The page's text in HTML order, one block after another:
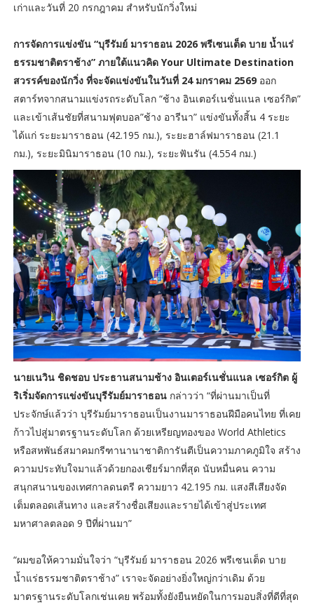
เก่าและวันที่ 20 กรกฎาคม สำหรับนักวิ่งใหม่
การจัดการแข่งขัน “บุรีรัมย์ มาราธอน 2026 พรีเซนเต็ด บาย น้ำแร่
ธรรมชาติตราช้าง” ภายใต้แนวคิด Your Ultimate Destination
สวรรค์ของนักวิ่ง ที่จะจัดแข่งขันในวันที่ 24 มกราคม 2569 ออก
สตาร์ทจากสนามแข่งรถระดับโลก “ช้าง อินเตอร์เนชั่นแนล เซอร์กิต”
และเข้าเส้นชัยที่สนามฟุตบอล”ช้าง อารีนา” แข่งขันทั้งสิ้น 4 ระยะ
ได้แก่ ระยะมาราธอน (42.195 กม.), ระยะฮาล์ฟมาราธอน (21.1
กม.), ระยะมินิมาราธอน (10 กม.), ระยะฟันรัน (4.554 กม.)
นายเนวิน ชิดชอบ ประธานสนามช้าง อินเตอร์เนชั่นแนล เซอร์กิต ผู้
ริเริ่มจัดการแข่งขันบุรีรัมย์มาราธอน กล่าวว่า “ที่ผ่านมาเป็นที่
ประจักษ์แล้วว่า บุรีรัมย์มาราธอนเป็นงานมาราธอนฝีมือคนไทย ที่เคย
ก้าวไปสู่มาตรฐานระดับโลก ด้วยเหรียญทองของ World Athletics
หรือสหพันธ์สมาคมกรีฑานานาชาติการันตีเป็นความภาคภูมิใจ สร้าง
ความประทับใจมาแล้วด้วยกองเชียร์มากที่สุด นับหมื่นคน ความ
สนุกสนานของเทศกาลดนตรี ความยาว 42.195 กม. แสงสีเสียงจัด
เต็มตลอดเส้นทาง และสร้างชื่อเสียงและรายได้เข้าสู่ประเทศ
มหาศาลตลอด 9 ปีที่ผ่านมา”
“ผมขอให้ความมั่นใจว่า “บุรีรัมย์ มาราธอน 2026 พรีเซนเต็ด บาย
น้ำแร่ธรรมชาติตราช้าง” เราจะจัดอย่างยิ่งใหญ่กว่าเดิม ด้วย
มาตรฐานระดับโลกเช่นเคย พร้อมทั้งยังยืนหยัดในการมอบสิ่งที่ดีที่สุด